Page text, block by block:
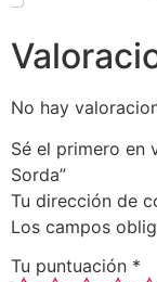
No hay
Sé el primero en
Sorda”
Tu dirección de
Los campos
Tu puntuación *